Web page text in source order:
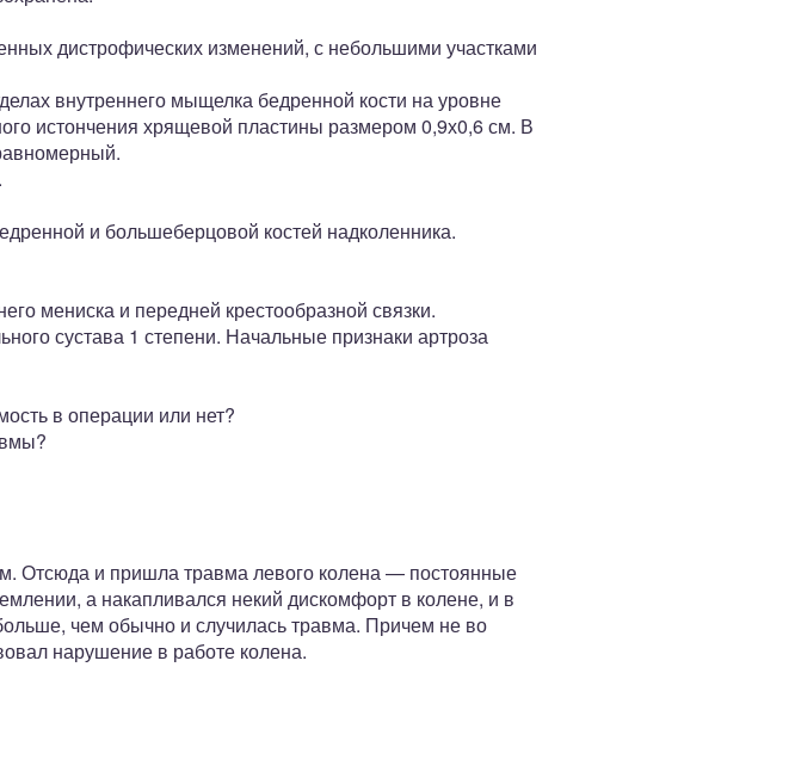
дистрофических изменений, с небольшими участками
внутреннего мыщелка бедренной кости на уровне
истончения хрящевой пластины размером 0,9х0,6 см. В
и большеберцовой костей надколенника.
мениска и передней крестообразной связки.
сустава 1 степени. Начальные признаки артроза
в операции или нет?
Отсюда и пришла травма левого колена — постоянные
а накапливался некий дискомфорт в колене, и в
чем обычно и случилась травма. Причем не во
нарушение в работе колена.